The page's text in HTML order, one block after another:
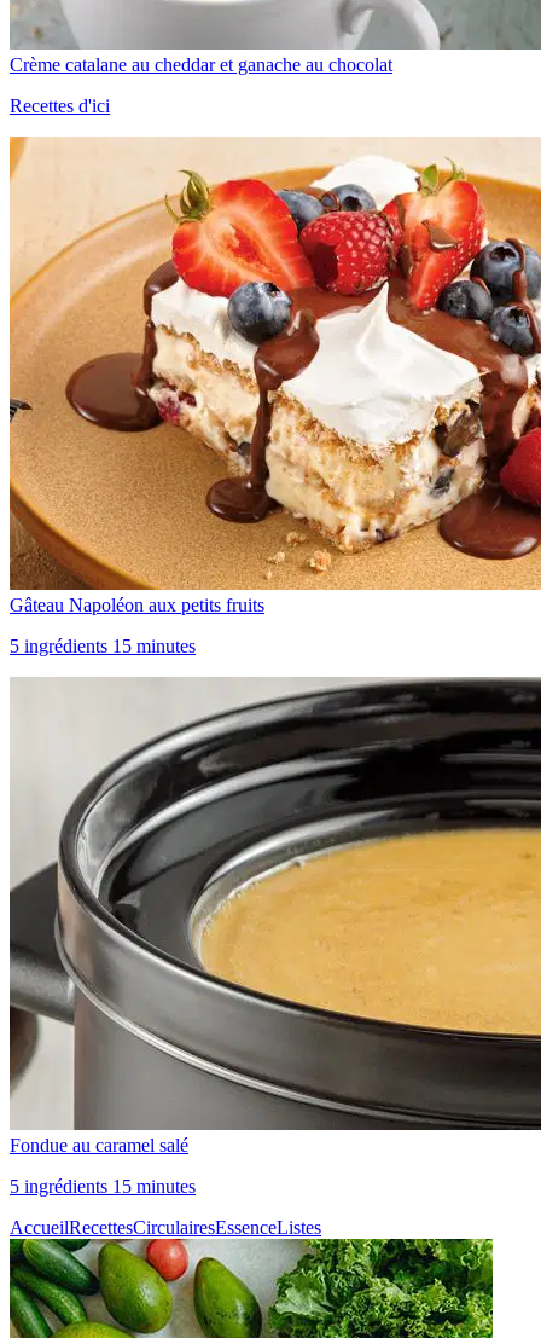
Crème catalane au cheddar et ganache au chocolat
Recettes d'ici
Gâteau Napoléon aux petits fruits
5 ingrédients 15 minutes
Fondue au caramel salé
5 ingrédients 15 minutes
AccueilRecettesCirculairesEssenceListes